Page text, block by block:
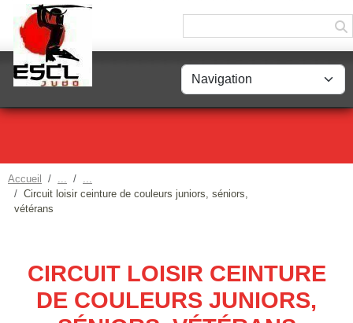
Accueil
Circuit loisir ceinture de couleurs juniors, séniors,
vétérans
CIRCUIT LOISIR CEINTURE
DE COULEURS JUNIORS,
Panneau de gestion des cookies